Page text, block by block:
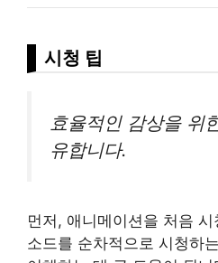
시청 팁
효율적인 감상을 위
유합니다.
먼저, 애니메이션을 처음
소드를 순차적으로 시청하